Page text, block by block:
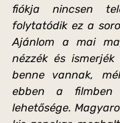
fiókja nincsen
folytatódik ez a
Ajánlom a mai
nézzék és
benne vannak,
ebben a filmben
lehetősége.